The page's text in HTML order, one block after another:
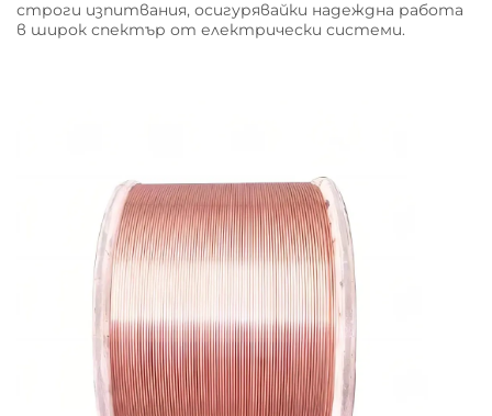
строги изпитвания, осигурявайки надеждна работа
в широк спектър от електрически системи.